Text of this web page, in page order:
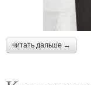
читать дальше →